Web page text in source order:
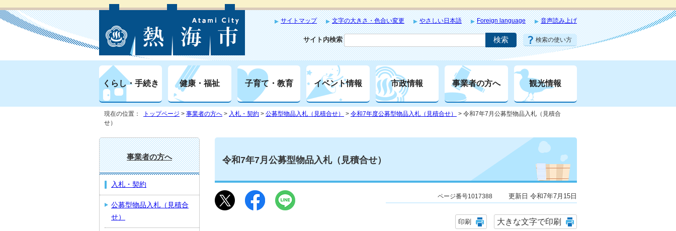
サイトマップ 文字の大きさ・色合い変更 やさしい日本語 Foreign language 音声読み上げ
サイト内検索 検索の使い方
くらし・手続き 健康・福祉 子育て・教育 イベント情報 市政情報 事業者の方へ 観光情報
現在の位置： トップページ > 事業者の方へ > 入札・契約 > 公募型物品入札（見積合せ） > 令和7年度公募型物品入札（見積合せ）
> 令和7年7月公募型物品入札（見積合
せ）
令和7年7月公募型物品入札（見積合せ）
ページ番号1017388 更新日 令和7年7月15日
印刷 大きな文字で印刷
事業者の方へ
入札・契約
公募型物品入札（見積合
せ）